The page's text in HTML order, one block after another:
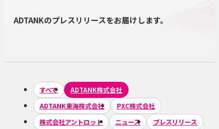
ADTANKのプレスリリースをお届けします。
すべて
ADTANK株式会社
ADTANK東海株式会社
PXC株式会社
株式会社アントロット
ニュース
プレスリリース